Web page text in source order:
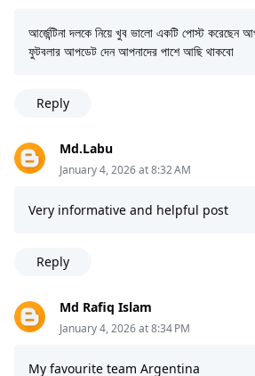
আর্জেন্টিনা দলকে নিয়ে খুব ভালো একটি পোস্ট করেছেন
ফুটবলার আপডেট দেন আপনাদের পাশে আছি থাকবো
Reply
Md.Labu
January 4, 2026 at 8:32 AM
Very informative and helpful post
Reply
Md Rafiq Islam
January 4, 2026 at 8:34 PM
My favourite team Argentina